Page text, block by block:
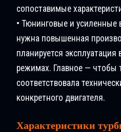
сопоставимые
• Тюнинговые и усиленные
нужна повышенная
планируется эксплуатация
режимах. Главное — чтобы
соответствовала
конкретного двигателя.
Характеристики